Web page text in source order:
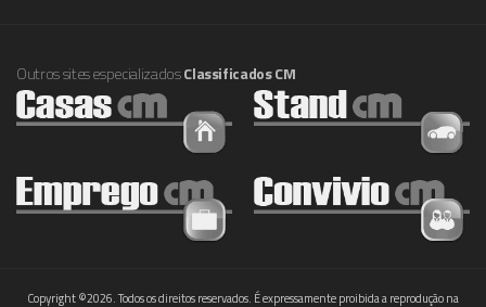
Outros sites especializadosClassificados CM
Copyright ©2026. Todos os direitos reservados. É expressamente proibida a reprodução na